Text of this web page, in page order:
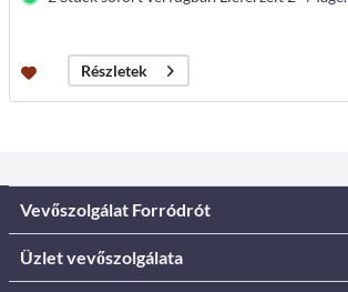
Részletek
Vevőszolgálat Forródrót
Üzlet vevőszolgálata